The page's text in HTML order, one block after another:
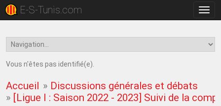
la
E-S-Tunis.com
Vous n'êtes pas identifié(e).
Accueil » Discussions générales et débats
» [Ligue I : Saison 2022 - 2023] Suivi de la